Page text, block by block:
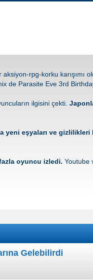
rpg-korku karışımı
de Parasite Eve 3rd
ilgisini çekti.
eşyaları ve gizlilikleri
oyuncu izledi. Youtube
Gelebilirdi